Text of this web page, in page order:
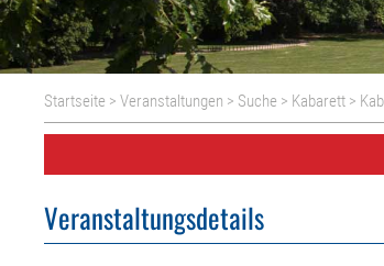
Startseite >Veranstaltungen > Suche > Kabarett >
Veranstaltungsdetails